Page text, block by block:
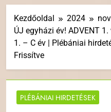
Kezdőoldal 2024
ÚJ egyházi év! ADVENT
1. – C év | Plébániai
Frissítve
PLÉBÁNIAI HIRDETÉSEK